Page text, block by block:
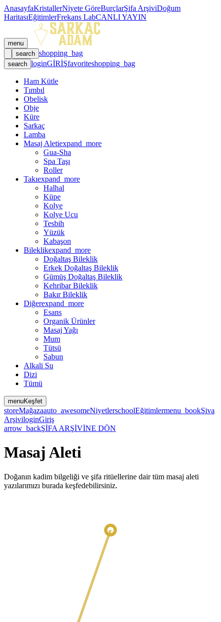
AnasayfaKristallerNiyete GöreBurçlarŞifa ArşiviDoğum
HaritasıEğitimlerFrekans LabCANLI YAYIN
menu
search shopping_bag
search loginGİRİŞfavoriteshopping_bag
Ham Kütle
Tımbıl
Obelisk
Obje
Küre
Sarkaç
Lamba
Masaj Aletiexpand_more
Gua-Sha
Spa Taşı
Roller
Takıexpand_more
Halhal
Küpe
Kolye
Kolye Ucu
Tesbih
Yüzük
Kabaşon
Bileklikexpand_more
Doğaltaş Bileklik
Erkek Doğaltaş Bileklik
Gümüş Doğaltaş Bileklik
Kehribar Bileklik
Bakır Bileklik
Diğerexpand_more
Esans
Organik Ürünler
Masaj Yağı
Mum
Tütsü
Sabun
Alkali Su
Dizi
Tümü
menuKeşfet
storeMağazaauto_awesomeNiyetlerschoolEğitimlermenu_bookŞiva
ArşiviloginGiriş
arrow_backŞİFA ARŞİVİNE DÖN
Masaj Aleti
Doğanın kadim bilgeliği ve şifa ritüellerine dair tüm masaj aleti
yazılarımızı burada keşfedebilirsiniz.